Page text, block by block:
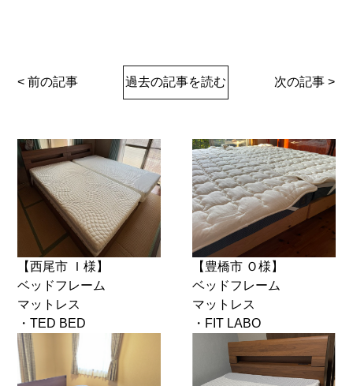
< 前の記事 過去の記事を読む 次の記事 >
【西尾市 Ｉ様】
ベッドフレーム
マットレス
・TED BED
【豊橋市 Ｏ様】
ベッドフレーム
マットレス
・FIT LABO